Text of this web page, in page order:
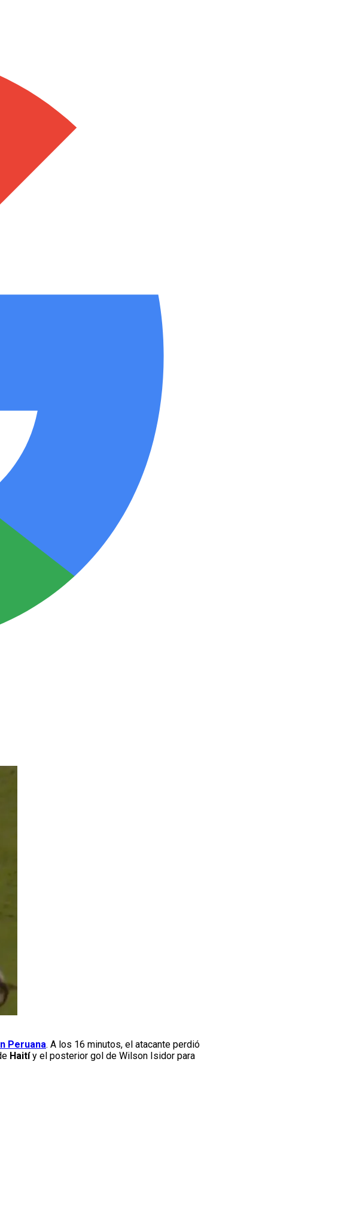
Peruana. A los 16 minutos, el atacante perdió
Haitíy el posterior gol de Wilson Isidor para